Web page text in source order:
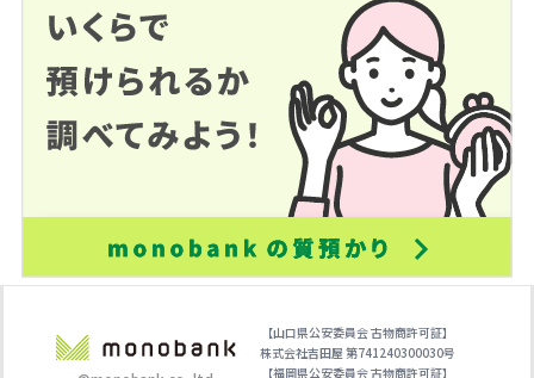
【山口県公安委員会 古物商許可証】
株式会社吉田屋 第741240300030号
【福岡県公安委員会 古物商許可証】